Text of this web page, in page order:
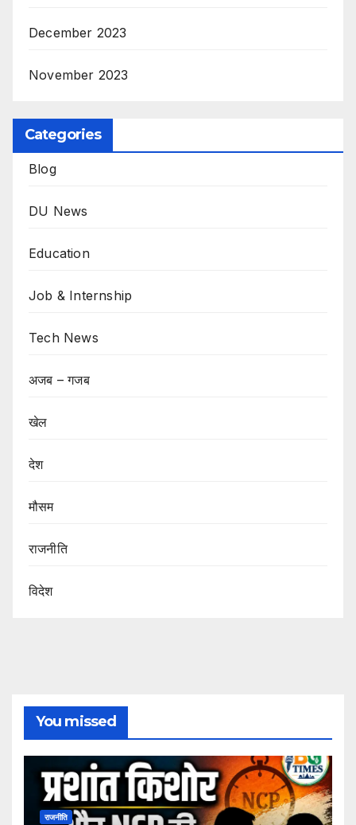
December 2023
November 2023
Categories
Blog
DU News
Education
Job & Internship
Tech News
अजब – गजब
खेल
देश
मौसम
राजनीति
विदेश
You missed
राजनीति